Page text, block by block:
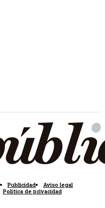
Publicidad
Aviso legal
Política de privacidad